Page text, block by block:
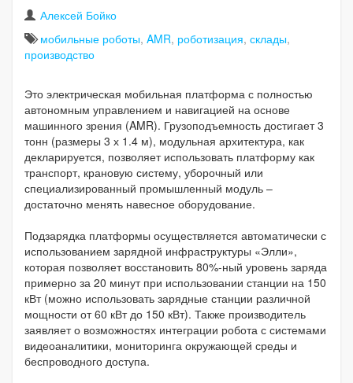
Алексей Бойко
мобильные роботы, AMR, роботизация, склады,
производство
Это электрическая мобильная платформа с полностью
автономным управлением и навигацией на основе
машинного зрения (AMR). Грузоподъемность достигает 3
тонн (размеры 3 х 1.4 м), модульная архитектура, как
декларируется, позволяет использовать платформу как
транспорт, крановую систему, уборочный или
специализированный промышленный модуль –
достаточно менять навесное оборудование.
Подзарядка платформы осуществляется автоматически с
использованием зарядной инфраструктуры «Элли»,
которая позволяет восстановить 80%-ный уровень заряда
примерно за 20 минут при использовании станции на 150
кВт (можно использовать зарядные станции различной
мощности от 60 кВт до 150 кВт). Также производитель
заявляет о возможностях интеграции робота с системами
видеоаналитики, мониторинга окружающей среды и
беспроводного доступа.